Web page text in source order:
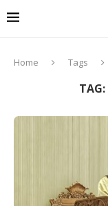
Home Tags
TAG: